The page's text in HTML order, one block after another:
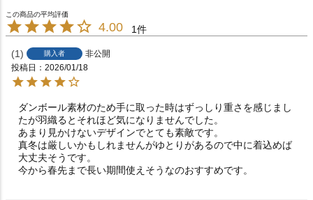
4.00 1
1 購入者
非公開
投稿日
2026/01/18
ダンボール素材のため手に取った時はずっしり重さを感じまし
たが羽織るとそれほど気になりませんでした。
あまり見かけないデザインでとても素敵です。
真冬は厳しいかもしれませんがゆとりがあるので中に着込めば
大丈夫そうです。
今から春先まで長い期間使えそうなのおすすめです。